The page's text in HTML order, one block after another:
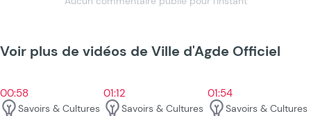
Voir plus de vidéos de Ville d'Agde Officiel
00:58
Savoirs & Cultures
01:12
Savoirs & Cultures
01:54
Savoirs & Cultures